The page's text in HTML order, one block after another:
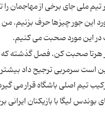
ملى جاى برخى از مهاجمان را
این جور چیزها حرف بزنیم.
در این مورد صحبت مى كنیم.
هرتا صحبت كن. فصل گذشته كه
تیم اصلى باشگاه قرار
بوندس لیگا با بازیكنان ایرانى